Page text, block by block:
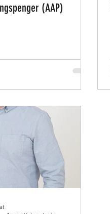
(AAP)